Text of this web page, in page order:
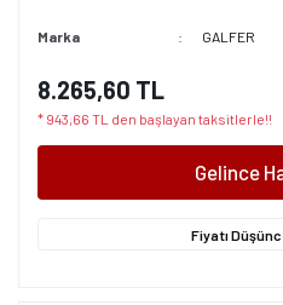
Marka GALFER
8.265,60 TL
* 943,66 TL den başlayan taksitlerle!!
Gelince
Fiyatı